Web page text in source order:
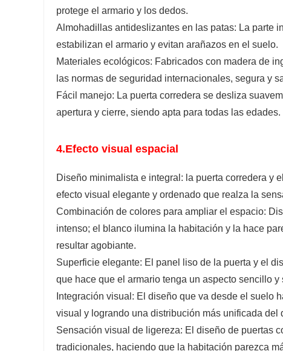
protege el armario y los dedos.
Almohadillas antideslizantes en las patas: La parte
estabilizan el armario y evitan arañazos en el suelo.
Materiales ecológicos: Fabricados con madera de
las normas de seguridad internacionales, segura y
Fácil manejo: La puerta corredera se desliza
apertura y cierre, siendo apta para todas las edades.
4.Efecto visual espacial
Diseño minimalista e integral: la puerta corredera y
efecto visual elegante y ordenado que realza la
Combinación de colores para ampliar el espacio:
intenso; el blanco ilumina la habitación y la hace
resultar agobiante.
Superficie elegante: El panel liso de la puerta y el
que hace que el armario tenga un aspecto sencillo y
Integración visual: El diseño que va desde el suelo
visual y logrando una distribución más unificada del
Sensación visual de ligereza: El diseño de puertas
tradicionales, haciendo que la habitación parezca